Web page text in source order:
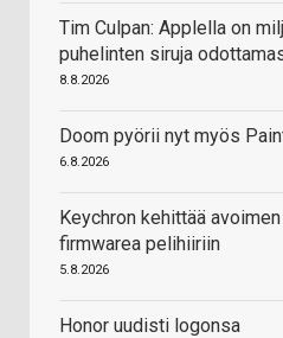
Tim Culpan: Applella on
puhelinten siruja
8.8.2026
Doom pyörii nyt myös
6.8.2026
Keychron kehittää
firmwarea pelihiiriin
5.8.2026
Honor uudisti logonsa